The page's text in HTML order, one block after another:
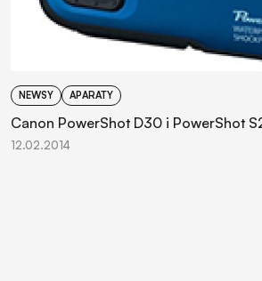
NEWSY APARATY
Canon PowerShot D30 i PowerShot
12.02.2014